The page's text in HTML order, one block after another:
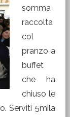
somma
raccolta
col
pranzo a
buffet
che ha
chiuso le
Serviti 5mila